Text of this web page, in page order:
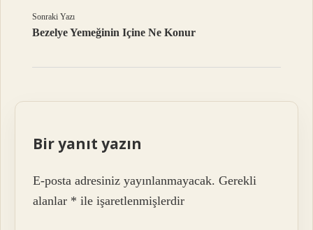
Sonraki Yazı
Bezelye Yemeğinin Içine Ne Konur
Bir yanıt yazın
E-posta adresiniz yayınlanmayacak. Gerekli
alanlar * ile işaretlenmişlerdir